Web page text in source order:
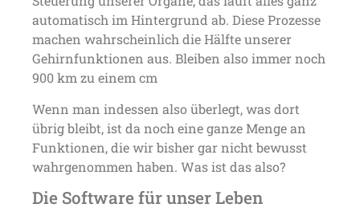
automatisch im Hintergrund ab. Diese Prozesse
machen wahrscheinlich die Hälfte unserer
Gehirnfunktionen aus. Bleiben also immer noch
900 km zu einem cm
Wenn man indessen also überlegt, was dort
übrig bleibt, ist da noch eine ganze Menge an
Funktionen, die wir bisher gar nicht bewusst
wahrgenommen haben. Was ist das also?
Die Software für unser Leben